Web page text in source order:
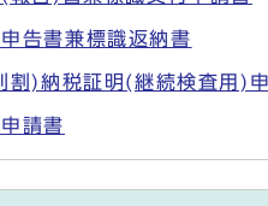
告書兼標識返納書
割)納税証明(継続検査用)
請書